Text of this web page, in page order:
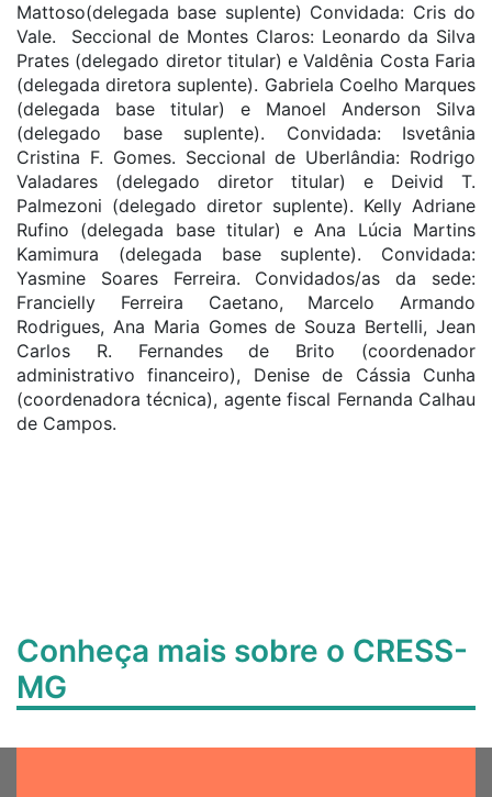
Mattoso(delegada base suplente) Convidada: Cris do
Vale. Seccional de Montes Claros: Leonardo da Silva
Prates (delegado diretor titular) e Valdênia Costa Faria
(delegada diretora suplente). Gabriela Coelho Marques
(delegada base titular) e Manoel Anderson Silva
(delegado base suplente). Convidada: Isvetânia
Cristina F. Gomes. Seccional de Uberlândia: Rodrigo
Valadares (delegado diretor titular) e Deivid T.
Palmezoni (delegado diretor suplente). Kelly Adriane
Rufino (delegada base titular) e Ana Lúcia Martins
Kamimura (delegada base suplente). Convidada:
Yasmine Soares Ferreira. Convidados/as da sede:
Francielly Ferreira Caetano, Marcelo Armando
Rodrigues, Ana Maria Gomes de Souza Bertelli, Jean
Carlos R. Fernandes de Brito (coordenador
administrativo financeiro), Denise de Cássia Cunha
(coordenadora técnica), agente fiscal Fernanda Calhau
de Campos.
Conheça mais sobre o CRESS-
MG